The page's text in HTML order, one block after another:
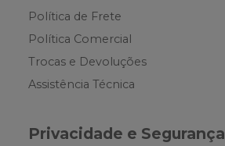
Política de Frete
Política Comercial
Trocas e Devoluções
Assistência Técnica
Privacidade e Segurança